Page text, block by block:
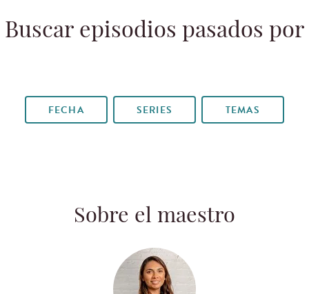
Buscar episodios pasados por
FECHA SERIES TEMAS
Sobre el maestro